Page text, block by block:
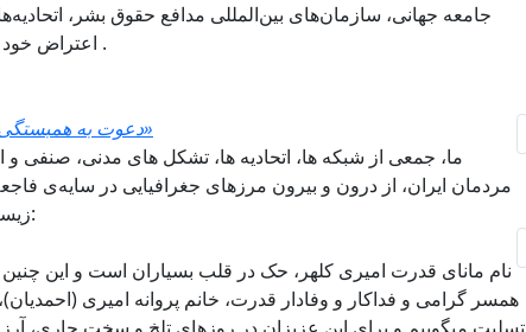
جامعه جهانی، سازمان‌های بین‌المللی مدافع حقوق بشر،
اعتراض خود را بلندتر کرده و برای نجات جان او اقدام فوری نمایند .
دعوت به همبستگی و اقدام فوری «زندگی برای همه، جنگ برای هیچ‌کس»
ما، جمعی از شبکه ها، اتحاديه ها، تشکل های مدنی، صنفی
مردمان ایران، از درون و بیرون مرزهای جغرافیایی در سایه‌ی
زیست‌محیطی و اجتماعی بیانجامد، یک‌صدا اعلام می‌کنیم:
نام مانای قدرت امیری کلهر، حک در قلب بسیاران است و این چنین
همسر گرامی و فداکار و وفادار قدرت، خانم پروانه امیری